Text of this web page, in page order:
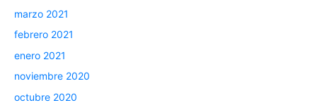
marzo 2021
febrero 2021
enero 2021
noviembre 2020
octubre 2020